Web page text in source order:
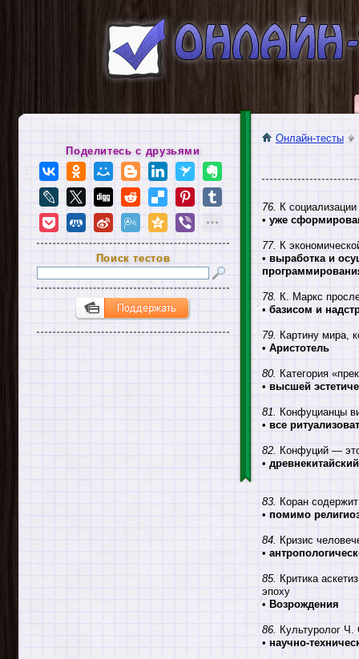
Онлайн-тесты
76. К
• уже
77. К
• выработка и
78. К. Маркс
• базисом и
79. Картину мира,
• Аристотель
80. Категория
• высшей
81.
Конфуцианцы
• все
82. Конфуций —
• древнекитайский
83. Коран
• помимо
84. Кризис
•
85. Критика
эпоху
• Возрождения
86. Культуролог Ч.
• научно-
Поделитесь с друзьями
Поиск тестов